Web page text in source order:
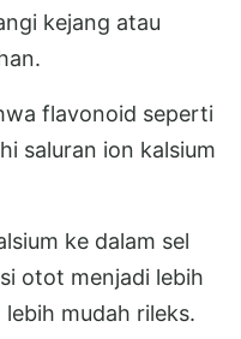
kejang atau
flavonoid seperti
saluran ion kalsium
ke dalam sel
otot menjadi lebih
mudah rileks.